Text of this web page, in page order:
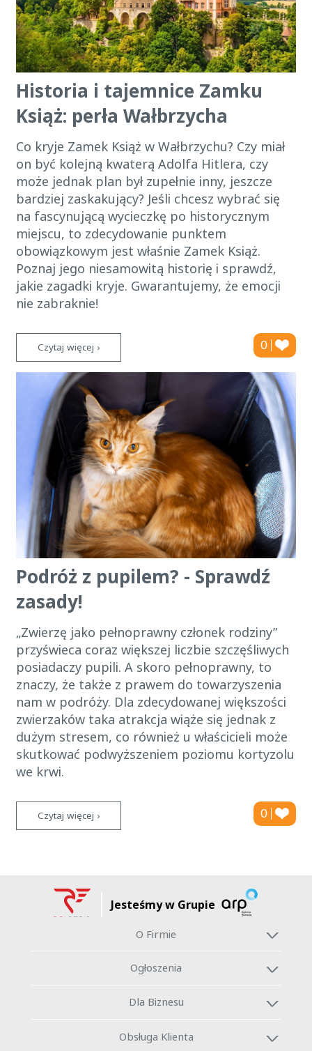
Historia i tajemnice Zamku
Książ: perła Wałbrzycha
Co kryje Zamek Książ w Wałbrzychu? Czy miał
on być kolejną kwaterą Adolfa Hitlera, czy
może jednak plan był zupełnie inny, jeszcze
bardziej zaskakujący? Jeśli chcesz wybrać się
na fascynującą wycieczkę po historycznym
miejscu, to zdecydowanie punktem
obowiązkowym jest właśnie Zamek Książ.
Poznaj jego niesamowitą historię i sprawdź,
jakie zagadki kryje. Gwarantujemy, że emocji
nie zabraknie!
Czytaj więcej › 0
Podróż z pupilem? - Sprawdź
zasady!
„Zwierzę jako pełnoprawny członek rodziny”
przyświeca coraz większej liczbie szczęśliwych
posiadaczy pupili. A skoro pełnoprawny, to
znaczy, że także z prawem do towarzyszenia
nam w podróży. Dla zdecydowanej większości
zwierzaków taka atrakcja wiąże się jednak z
dużym stresem, co również u właścicieli może
skutkować podwyższeniem poziomu kortyzolu
we krwi.
Czytaj więcej › 0
Jesteśmy w Grupie
O Firmie
Ogłoszenia
Dla Biznesu
Obsługa Klienta